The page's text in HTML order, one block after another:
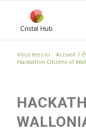
Vous êtes ici : Accueil /
Hackathon Citizens of